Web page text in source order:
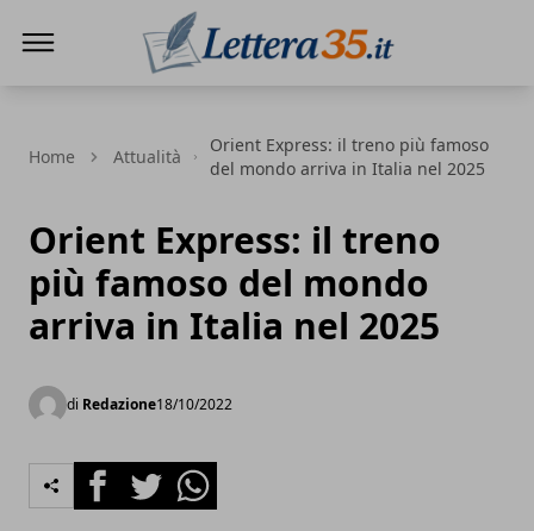
Home Attualità
Orient Express: il treno più famoso
del mondo arriva in Italia nel 2025
Orient Express: il treno
più famoso del mondo
arriva in Italia nel 2025
di Redazione18/10/2022
FacebookTwitterWhatsapp